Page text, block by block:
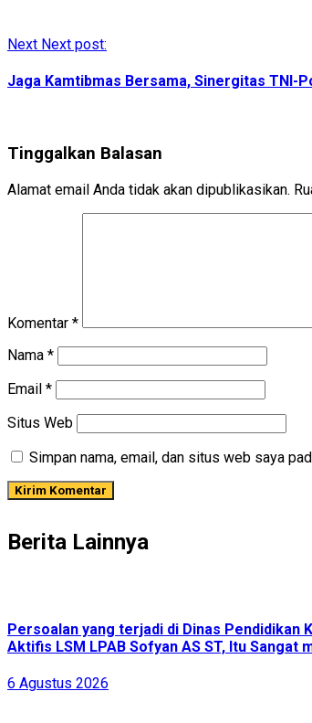
Next Next post:
Jaga Kamtibmas Bersama, Sinergitas TNI-
Tinggalkan Balasan
Alamat email Anda tidak akan dipublikasikan.
Komentar *
Nama *
Email *
Situs Web
Simpan nama, email, dan situs web saya
Berita Lainnya
Persoalan yang terjadi di Dinas Pendidikan
Aktifis LSM LPAB Sofyan AS ST, Itu Sangat
6 Agustus 2026